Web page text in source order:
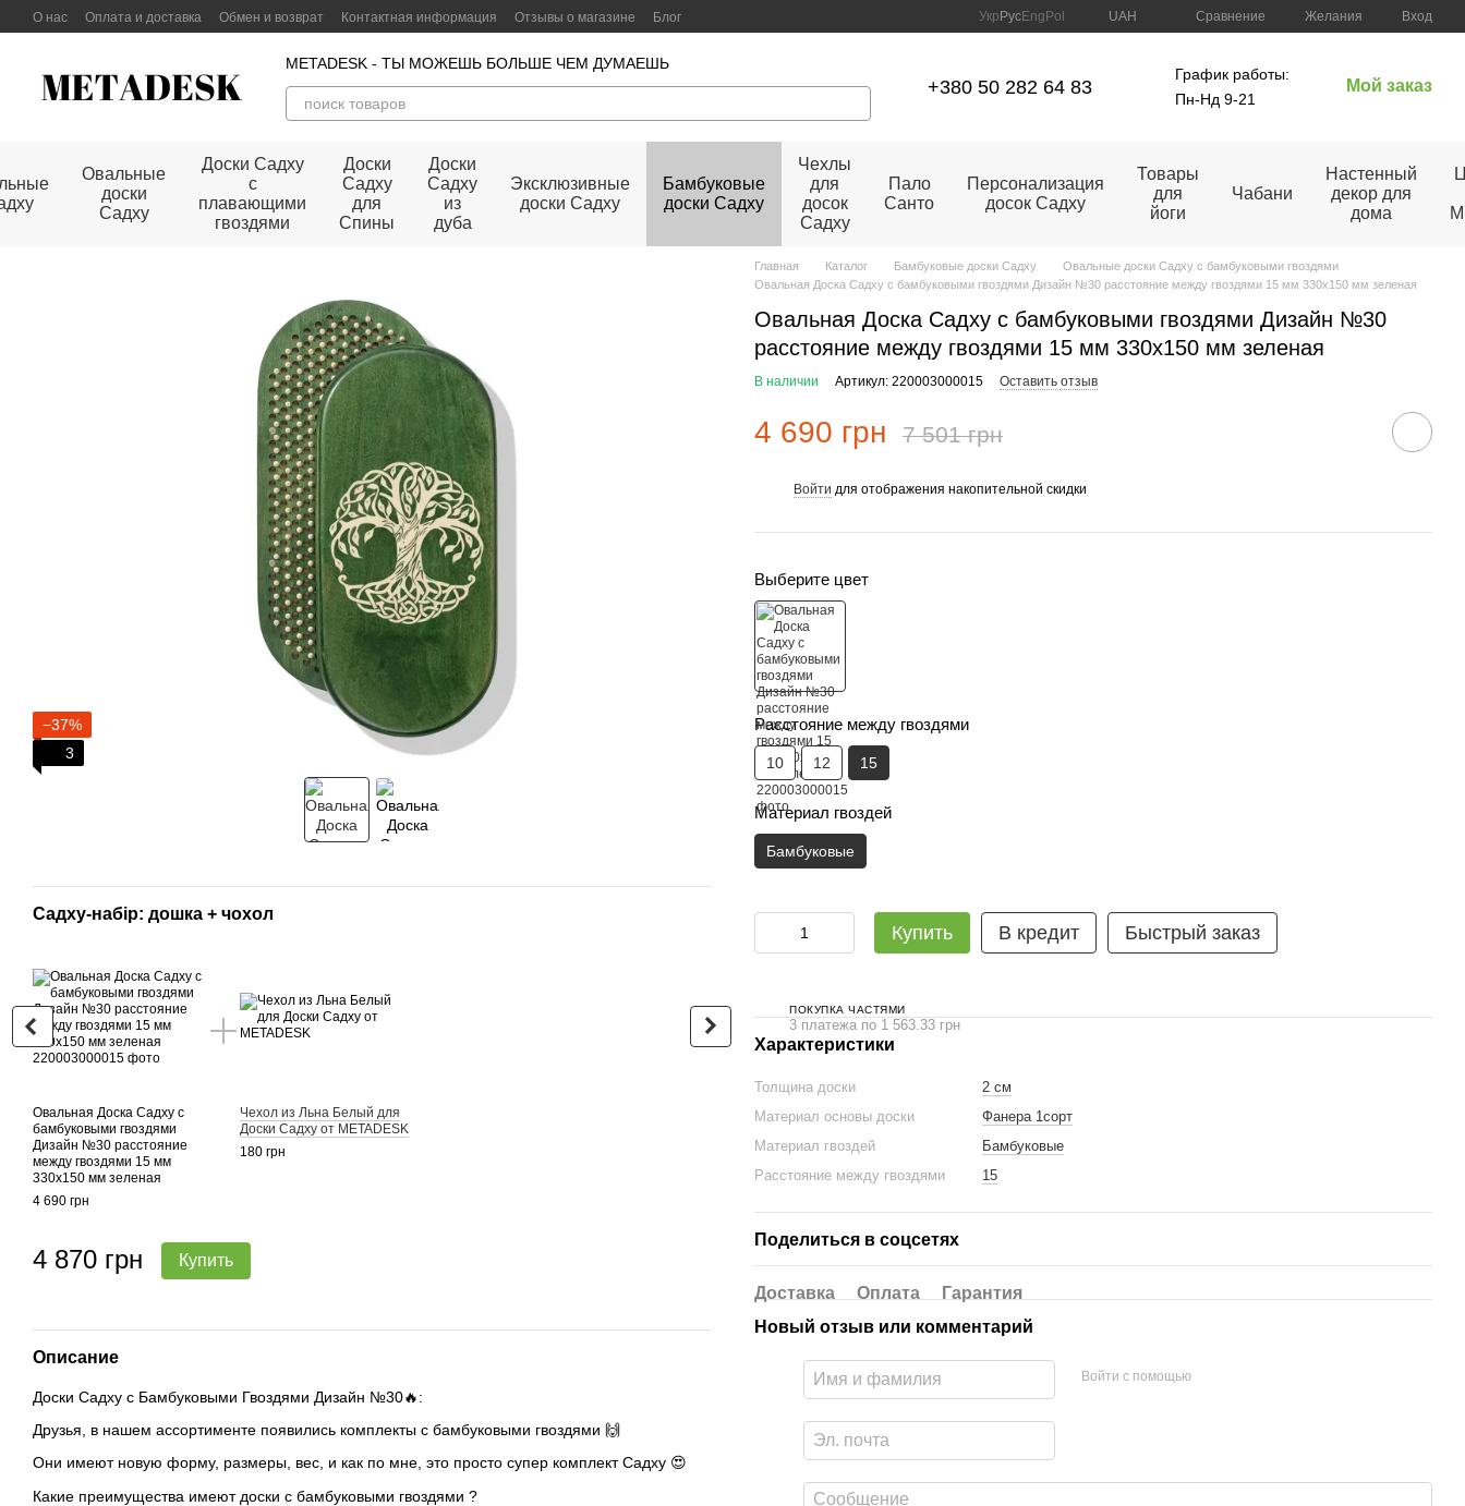
Перейти к основному контенту
О нас Оплата и доставка Обмен и возврат Контактная информация Отзывы о магазине
Блог
Укр РусEng Pol UAH Сравнение Желания Вход
METADESK - ТЫ МОЖЕШЬ БОЛЬШЕ ЧЕМ ДУМАЕШЬ
+380 50 282 64 83
График работы:
Пн-Нд 9-21
Мой заказ
Овальные
доски
Садху
Доски Садху
с
плавающими
гвоздями
Доски
Садху
для
Спины
Доски
Садху
из
дуба
Эксклюзивные
доски Садху
Бамбуковые
доски Садху
Чехлы
для
досок
Садху
Пало
Санто
Персонализация
досок Садху
Товары
для
йоги
Чабани
Настенный
декор для
дома
−37%
3
Садху-набір: дошка + чохол
Овальная Доска Садху с
бамбуковыми гвоздями
Дизайн №30 расстояние
между гвоздями 15 мм
330х150 мм зеленая
4 690 грн
Чехол из Льна Белый для
Доски Садху от METADESK
180 грн
4 870 грн Купить
Садху-набір Люкс: дошка + сумка ⭐ 99% рекомендують
Овальная Доска Садху с
бамбуковыми гвоздями
Дизайн №30 расстояние
330х150 мм зеленая
Люкс-сумка из экокожи
черный глянцевый
5 370 грн
Описание
Доски Садху с Бамбуковыми Гвоздями Дизайн №30🔥:
Друзья, в нашем ассортименте появились комплекты с бамбуковыми гвоздями 🙌
Они имеют новую форму, размеры, вес, и как по мне, это просто супер комплект Садху 😍
Какие преимущества имеют доски с бамбуковыми гвоздями ?
Главная Каталог Бамбуковые доски Садху
Овальные доски Садху с бамбуковыми гвоздями
Овальная Доска Садху с бамбуковыми гвоздями Дизайн №30 расстояние между гвоздями 15 мм 330х150 мм зеленая
Овальная Доска Садху с бамбуковыми гвоздями Дизайн №30
расстояние между гвоздями 15 мм 330х150 мм зеленая
В наличии Артикул: 220003000015 Оставить отзыв
4 690 грн 7 501 грн
Войти для отображения накопительной скидки
Выберите цвет
Расстояние между гвоздями
10 12 15
Материал гвоздей
Бамбуковые
Купить В кредит Быстрый заказ
ПОКУПКА ЧАСТЯМИ
3 платежа по 1 563.33 грн
Характеристики
Толщина доски
2 см
Материал основы доски
Фанера 1сорт
Материал гвоздей
Бамбуковые
Расстояние между гвоздями
15
Поделиться в соцсетях
Доставка Оплата
Гарантия
Новый отзыв или комментарий
Войти с помощью